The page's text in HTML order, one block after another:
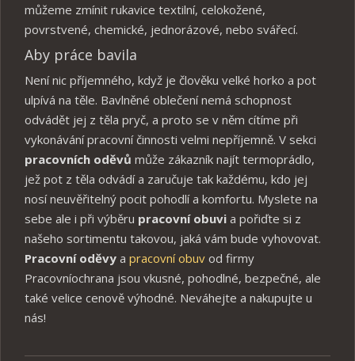
můžeme zmínit rukavice textilní, celokožené,
povrstvené, chemické, jednorázové, nebo svářecí.
Aby práce bavila
Není nic příjemného, když je člověku velké horko a pot
ulpívá na těle. Bavlněné oblečení nemá schopnost
odvádět jej z těla pryč, a proto se v něm cítíme při
vykonávání pracovní činnosti velmi nepříjemně. V sekci
pracovních oděvů může zákazník najít termoprádlo,
jež pot z těla odvádí a zaručuje tak každému, kdo jej
nosí neuvěřitelný pocit pohodlí a komfortu. Myslete na
sebe ale i při výběru pracovní obuvi a pořiďte si z
našeho sortimentu takovou, jaká vám bude vyhovovat.
Pracovní oděvy a pracovní obuv od firmy
Pracovníochrana jsou vkusné, pohodlné, bezpečné, ale
také velice cenově výhodné. Neváhejte a nakupujte u
nás!